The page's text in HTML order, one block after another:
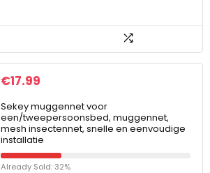
€17.99
Sekey muggennet voor
een/tweepersoonsbed, muggennet,
mesh insectennet, snelle en eenvoudige
installatie
Already Sold: 32%